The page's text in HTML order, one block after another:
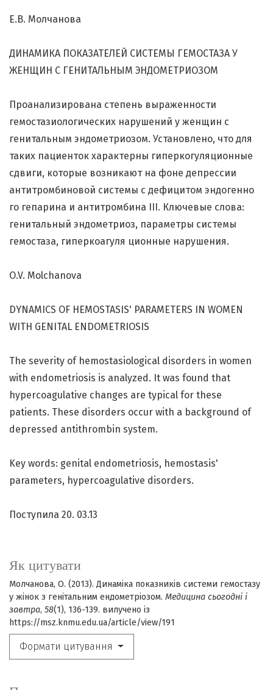
Як цитувати
Молчанова, О. (2013). Динаміка показників системи гемостазу
у жінок з генітальним ендометріозом. Медицина сьогодні і
завтра, 58(1), 136-139. вилучено із
https://msz.knmu.edu.ua/article/view/191
Формати цитування
Е.В. Молчанова
ДИНАМИКА ПОКАЗАТЕЛЕЙ СИСТЕМЫ ГЕМОСТАЗА У
ЖЕНЩИН С ГЕНИТАЛЬНЫМ ЭНДОМЕТРИОЗОМ
Проанализирована степень выраженности
гемостазиологических нарушений у женщин с
генитальным эндометриозом. Установлено, что для
таких пациенток характерны гиперкогуляционные
сдвиги, которые возникают на фоне депрессии
антитромбиновой системы с дефицитом эндогенно
го гепарина и антитромбина III. Ключевые слова:
генитальный эндометриоз, параметры системы
гемостаза, гиперкоагуля ционные нарушения.
O.V. Molchanova
DYNAMICS OF HEMOSTASIS' PARAMETERS IN WOMEN
WITH GENITAL ENDOMETRIOSIS
The severity of hemostasiological disorders in women
with endometriosis is analyzed. It was found that
hypercoagulative changes are typical for these
patients. These disorders occur with a background of
depressed antithrombin system.
Key words: genital endometriosis, hemostasis'
parameters, hypercoagulative disorders.
Поступила 20. 03.13